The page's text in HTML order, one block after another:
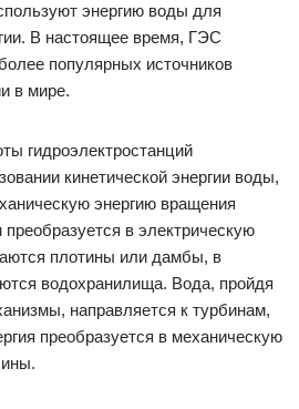
энергию воды для
В настоящее время, ГЭС
популярных источников
в мире.
гидроэлектростанций
кинетической энергии воды,
энергию вращения
в электрическую
плотины или дамбы, в
водохранилища. Вода, пройдя
направляется к турбинам,
преобразуется в механическую